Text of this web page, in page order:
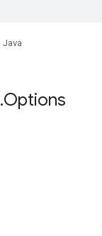
Java
.Options